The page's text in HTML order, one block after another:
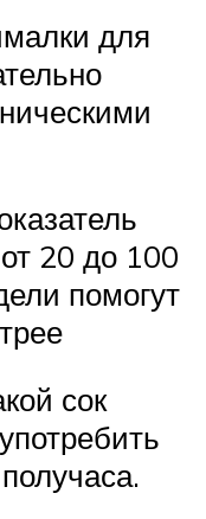
для
20 до 100
помогут
сок